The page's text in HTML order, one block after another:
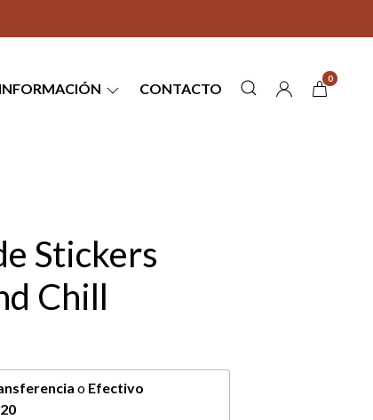
INFORMACIÓN CONTACTO
0
Stickers
Chill
o Efectivo